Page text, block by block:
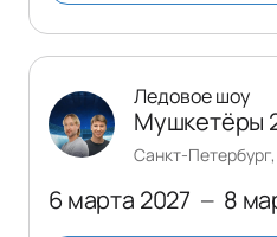
6 марта 2027 — 8
Ледовое шоу
Мушкетёры
Санкт-